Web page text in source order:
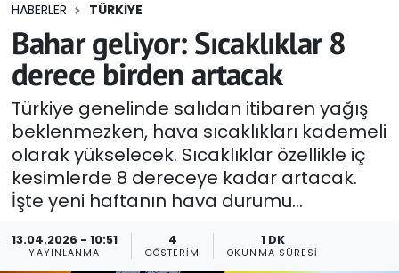
HABERLER TÜRKIYE
Bahar geliyor: Sıcaklıklar 8
derece birden artacak
Türkiye genelinde salıdan itibaren yağış
beklenmezken, hava sıcaklıkları kademeli
olarak yükselecek. Sıcaklıklar özellikle iç
kesimlerde 8 dereceye kadar artacak.
İşte yeni haftanın hava durumu...
13.04.2026 - 10:51
YAYINLANMA
4
GÖSTERIM
1 DK
OKUNMA SÜRESI
Eğitim
Ekonomi
Foto Galeri
GEZİ
Güncel
Gündem
Tüm Manşetler
Son Dakika Haberleri
Haber Arşivi